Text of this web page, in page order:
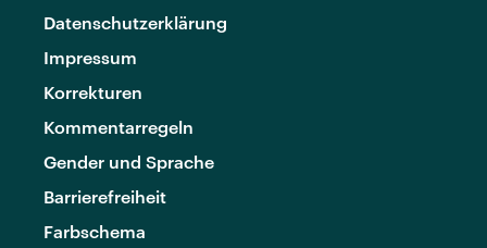
Datenschutzerklärung
Impressum
Korrekturen
Kommentarregeln
Gender und Sprache
Barrierefreiheit
Farbschema